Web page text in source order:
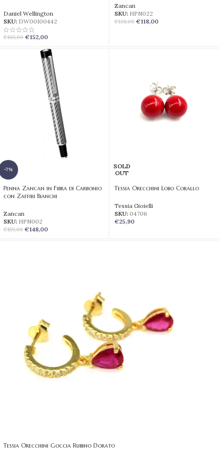
Daniel Wellington
SKU: DW00100442
€169,00 €152,00
Zancan
SKU: HPN022
€138,00 €118,00
-7%
Penna Zancan in Fibra di Carbonio
con Zaffiri Bianchi
Zancan
SKU: HPN002
€159,00 €148,00
SOLD
OUT
Tessia Orecchini Lobo Corallo
Tessia Gioielli
SKU: 04706
€25,90
Tessia Orecchini Goccia Rubino Dorato